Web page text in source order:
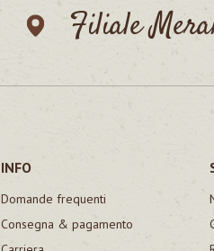
Filiale
INFO
Domande frequenti
Consegna & pagamento